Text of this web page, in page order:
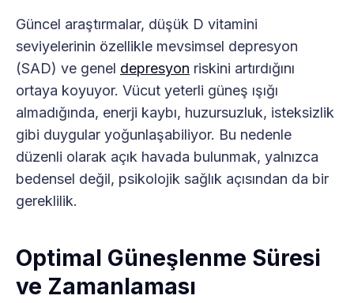
Güncel araştırmalar, düşük D vitamini
seviyelerinin özellikle mevsimsel depresyon
(SAD) ve genel depresyon riskini artırdığını
ortaya koyuyor. Vücut yeterli güneş ışığı
almadığında, enerji kaybı, huzursuzluk, isteksizlik
gibi duygular yoğunlaşabiliyor. Bu nedenle
düzenli olarak açık havada bulunmak, yalnızca
bedensel değil, psikolojik sağlık açısından da bir
gereklilik.
Optimal Güneşlenme Süresi
ve Zamanlaması